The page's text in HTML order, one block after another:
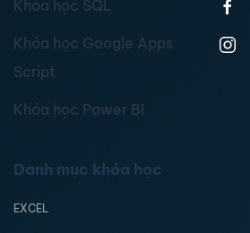
Khóa học SQL
Khóa học Google Apps
Script
Khóa học Power BI
Danh mục khóa học
EXCEL